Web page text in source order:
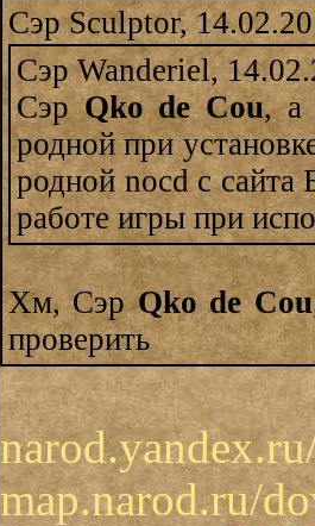
Сэр Sculptor,
Сэр Wanderiel,
СэрQko de Cou, а
родной при
родной nocd с сайта
работе игры при
Хм, СэрQko de Cou
проверить
map.narod.ru/